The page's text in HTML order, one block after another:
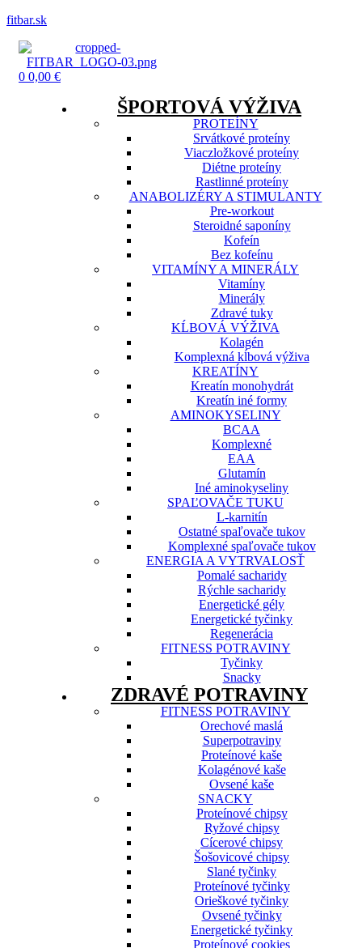
fitbar.sk
Menu
0 0,00 €
ŠPORTOVÁ VÝŽIVA
PROTEÍNY
Srvátkové proteíny
Viaczložkové proteíny
Diétne proteíny
Rastlinné proteíny
ANABOLIZÉRY A STIMULANTY
Pre-workout
Steroidné saponíny
Kofeín
Bez kofeínu
VITAMÍNY A MINERÁLY
Vitamíny
Minerály
Zdravé tuky
KĹBOVÁ VÝŽIVA
Kolagén
Komplexná kĺbová výživa
KREATÍNY
Kreatín monohydrát
Kreatín iné formy
AMINOKYSELINY
BCAA
Komplexné
EAA
Glutamín
Iné aminokyseliny
SPAĽOVAČE TUKU
L-karnitín
Ostatné spaľovače tukov
Komplexné spaľovače tukov
ENERGIA A VYTRVALOSŤ
Pomalé sacharidy
Rýchle sacharidy
Energetické gély
Energetické tyčinky
Regenerácia
FITNESS POTRAVINY
Tyčinky
Snacky
ZDRAVÉ POTRAVINY
FITNESS POTRAVINY
Orechové maslá
Superpotraviny
Proteínové kaše
Kolagénové kaše
Ovsené kaše
SNACKY
Proteínové chipsy
Ryžové chipsy
Cícerové chipsy
Šošovicové chipsy
Slané tyčinky
Proteínové tyčinky
Orieškové tyčinky
Ovsené tyčinky
Energetické tyčinky
Proteínové cookies